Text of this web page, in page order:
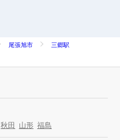
尾張旭市
三郷駅
秋田 山形 福島